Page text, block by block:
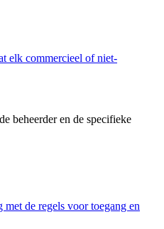
elk commercieel of niet-
beheerder en de specifieke
de regels voor toegang en